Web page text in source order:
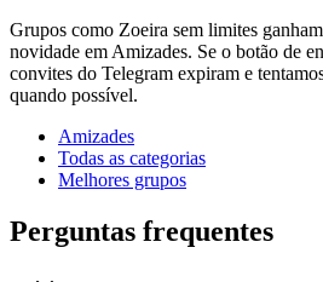
Grupos como Zoeira sem limites
novidade em Amizades. Se o botão de
convites do Telegram expiram e
quando possível.
Amizades
Todas as categorias
Melhores grupos
Perguntas frequentes